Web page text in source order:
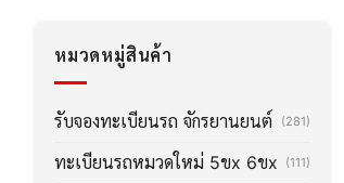
หมวดหมู่สินค้า
รับจองทะเบียนรถ จักรยานยนต์ (281)
ทะเบียนรถหมวดใหม่ 5ขx 6ขx (111)